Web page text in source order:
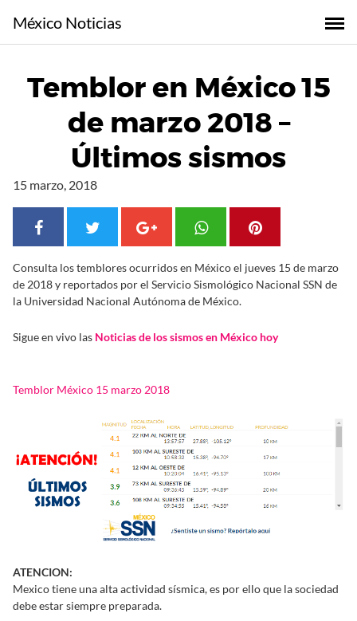
l
México Noticias
Temblor en México 15
de marzo 2018 –
Últimos sismos
15 marzo, 2018
Consulta los temblores ocurridos en México el jueves 15 de marzo
de 2018 y reportados por el Servicio Sismológico Nacional SSN de
la Universidad Nacional Autónoma de México.
Sigue en vivo las Noticias de los sismos en México hoy
Temblor México 15 marzo 2018
ATENCION:
Mexico tiene una alta actividad sísmica, es por ello que la sociedad
debe estar siempre preparada.